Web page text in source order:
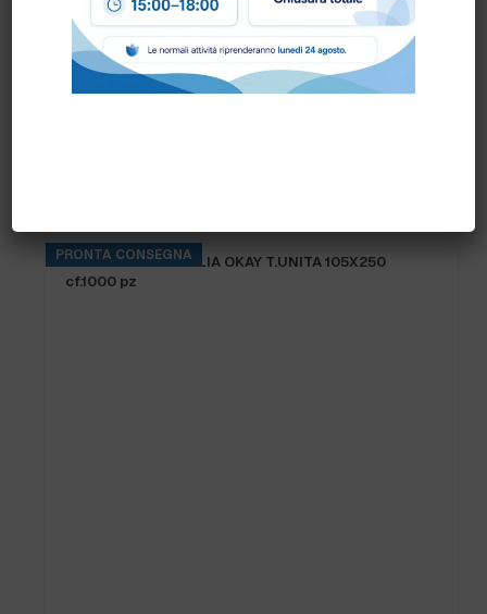
PRONTA CONSEGNA
BUSTA CARTA PAGLIA OKAY T.UNITA 105X250
cf.1000 pz